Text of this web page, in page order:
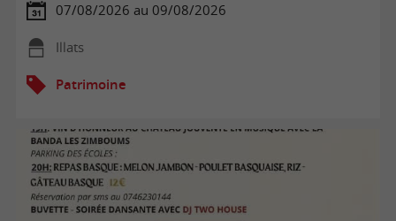
07/08/2026 au 09/08/2026
Illats
Patrimoine